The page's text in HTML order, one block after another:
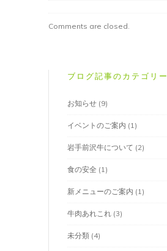
Comments are closed.
ブログ記事のカテゴリー
お知らせ (9)
イベントのご案内 (1)
岩手前沢牛について (2)
食の安全 (1)
新メニューのご案内 (1)
牛肉あれこれ (3)
未分類 (4)